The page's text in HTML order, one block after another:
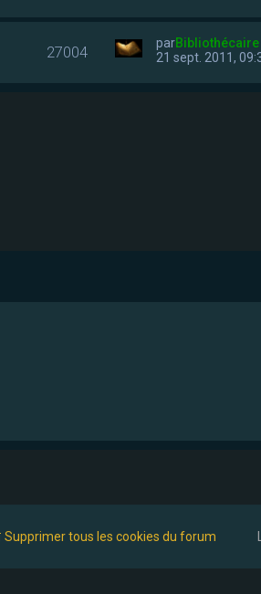
27004 parBibliothécaire
21 sept. 2011,
Supprimer tous les cookies du forum